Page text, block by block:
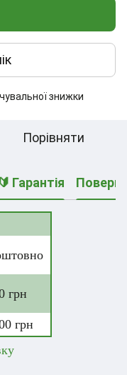
знижки
Порівняти
🔰 Гарантія
грн
грн